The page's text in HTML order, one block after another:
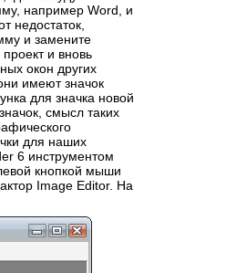
например Word, и
недостаток,
и замените
и вновь
окон других
имеют значок
для значка новой
смысл таких
для наших
6 инструментом
кнопкой мыши
Image Editor. На